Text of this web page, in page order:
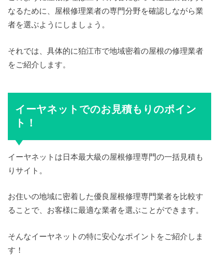
なるために、屋根修理業者の専門分野を確認しながら業
者を選ぶようにしましょう。
それでは、具体的に狛江市で地域密着の屋根の修理業者
をご紹介します。
イーヤネットでのお見積もりのポイン
ト！
イーヤネットは日本最大級の屋根修理専門の一括見積も
りサイト。
お住いの地域に密着した優良屋根修理専門業者を比較す
ることで、お客様に最適な業者を選ぶことができます。
そんなイーヤネットの特に安心なポイントをご紹介しま
す！